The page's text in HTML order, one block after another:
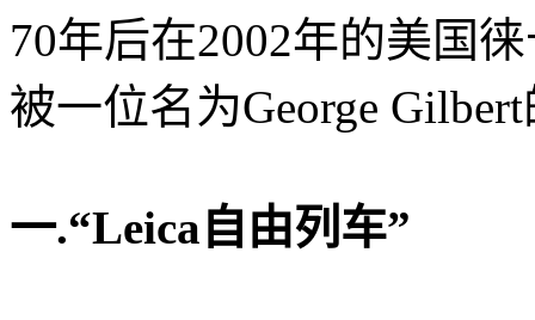
70年后在2002年的美国
被一位名为George
一.“Leica自由列车”